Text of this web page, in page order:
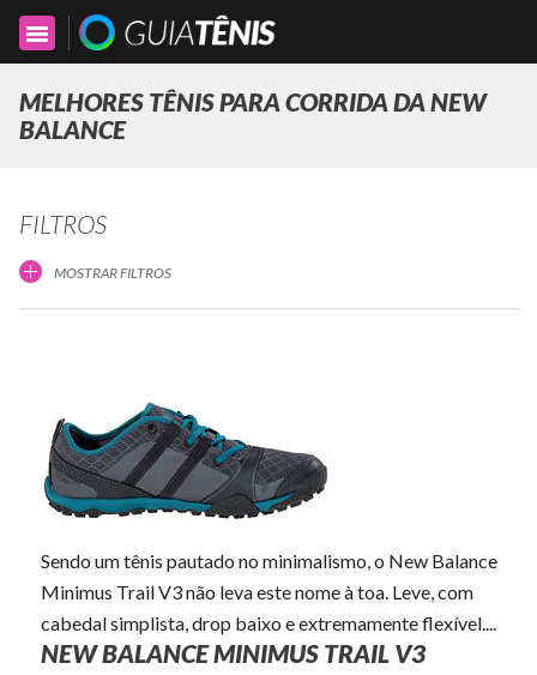
Toggle
navigation
MELHORES TÊNIS PARA CORRIDA DA NEW
BALANCE
FILTROS
MOSTRAR FILTROS
Sendo um tênis pautado no minimalismo, o New Balance
Minimus Trail V3 não leva este nome à toa. Leve, com
cabedal simplista, drop baixo e extremamente flexível....
NEW BALANCE MINIMUS TRAIL V3